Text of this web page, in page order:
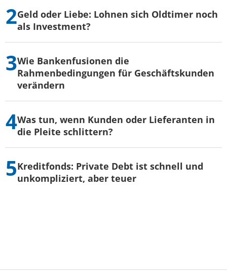
Geld oder Liebe: Lohnen sich Oldtimer noch
als Investment?
Wie Bankenfusionen die
Rahmenbedingungen für Geschäftskunden
verändern
Was tun, wenn Kunden oder Lieferanten in
die Pleite schlittern?
Kreditfonds: Private Debt ist schnell und
unkompliziert, aber teuer